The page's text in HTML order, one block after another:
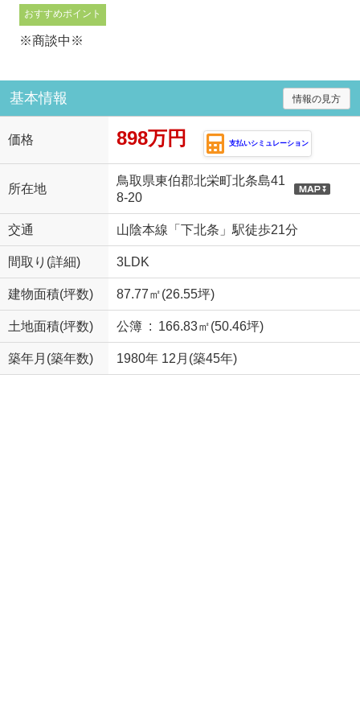
おすすめポイント
※商談中※
基本情報 情報の見方
価格 898万円 支払いシミュレーション
所在地
鳥取県東伯郡北栄町北条島41
8-20
交通 山陰本線「下北条」駅徒歩21分
間取り(詳細) 3LDK
建物面積(坪数) 87.77㎡(26.55坪)
土地面積(坪数) 公簿 : 166.83㎡(50.46坪)
築年月(築年数) 1980年 12月(築45年)